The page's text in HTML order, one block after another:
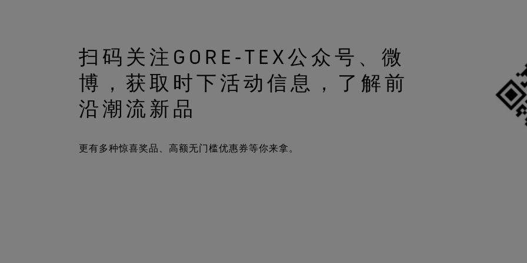
扫码关注GORE‑TEX公众号、微
博，获取时下活动信息，了解前
沿潮流新品
更有多种惊喜奖品、高额无门槛优惠券等你来拿。